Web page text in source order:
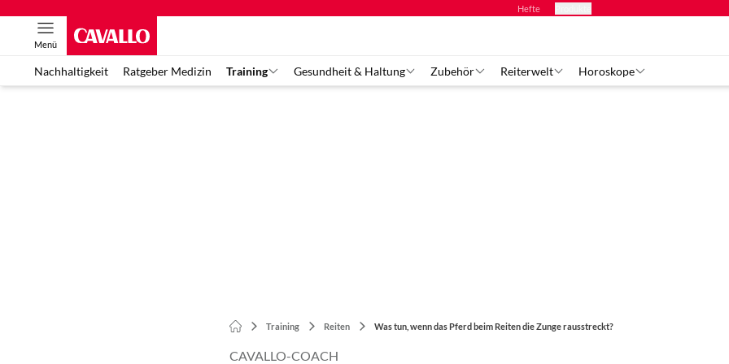
Hefte
Menü
Nachhaltigkeit Ratgeber Medizin Training Gesundheit & Haltung Zubehör Reiterwelt Horoskope
Training Reiten Was tun, wenn das Pferd beim Reiten die Zunge rausstreckt?
CAVALLO-COACH